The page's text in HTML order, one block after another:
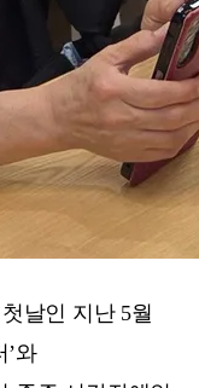
날인 지난 5월
’와